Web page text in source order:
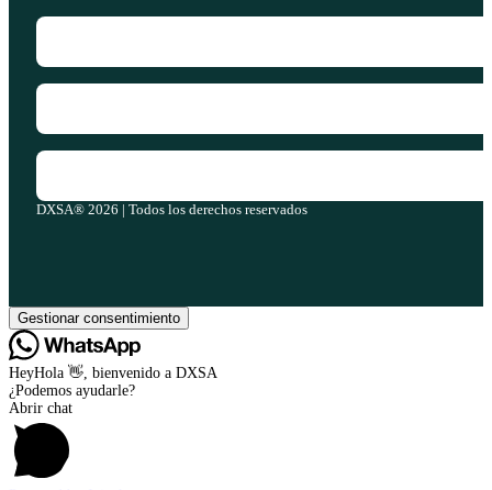
DXSA® 2026 | Todos los derechos reservados
Gestionar consentimiento
HeyHola 👋, bienvenido a DXSA
¿Podemos ayudarle?
Abrir chat